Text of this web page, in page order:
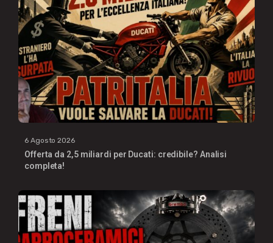
6 Agosto 2026
Offerta da 2,5 miliardi per Ducati: credibile? Analisi
completa!